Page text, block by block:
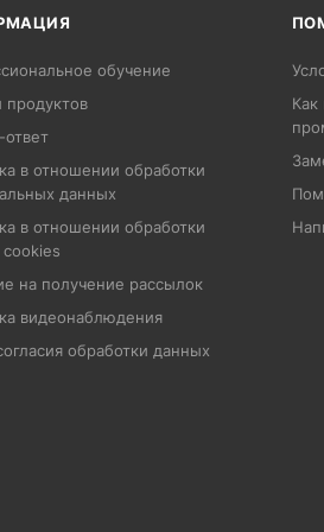
обучение
продуктов
в отношении обработки
данных
в отношении обработки
на получение рассылок
видеонаблюдения
обработки данных
Как